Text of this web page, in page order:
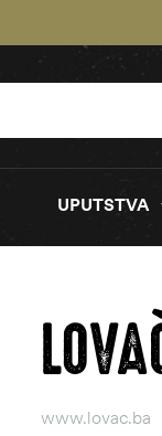
UPUTSTVA
www.lovac.ba